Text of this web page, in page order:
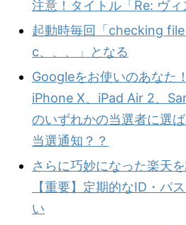
注意！タイトル「Re: ヴィ
起動時毎回「checking
c、、、」となる
Googleをお使いのあなた
iPhone X、iPad Air 2、
のいずれかの当選者に選
当選通知？？
さらに巧妙になった楽天
【重要】定期的なID・パ
い